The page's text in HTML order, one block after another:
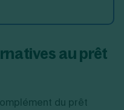
au prêt
du prêt